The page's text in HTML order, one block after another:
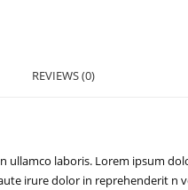
REVIEWS (0)
ullamco laboris. Lorem ipsum
irure dolor in reprehenderit